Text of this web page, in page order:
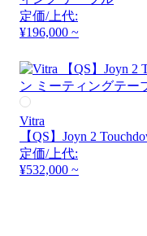
定価/上代:
¥196,000 ~
Vitra
【QS】Joyn 2
定価/上代:
¥532,000 ~